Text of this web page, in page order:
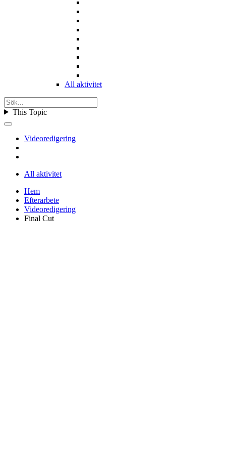
All aktivitet
This Topic
Videoredigering
All aktivitet
Hem
Efterarbete
Videoredigering
Final Cut